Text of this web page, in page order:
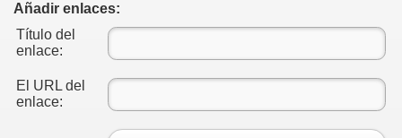
Añadir enlaces:
Título del
enlace:
El URL del
enlace: